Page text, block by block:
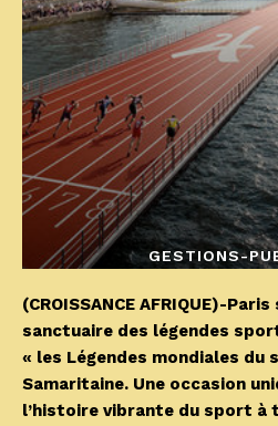
GESTIONS-
(CROISSANCE AFRIQUE)-
sanctuaire des légendes
« les Légendes mondiales du
Samaritaine. Une occasion
l’histoire vibrante du sport à